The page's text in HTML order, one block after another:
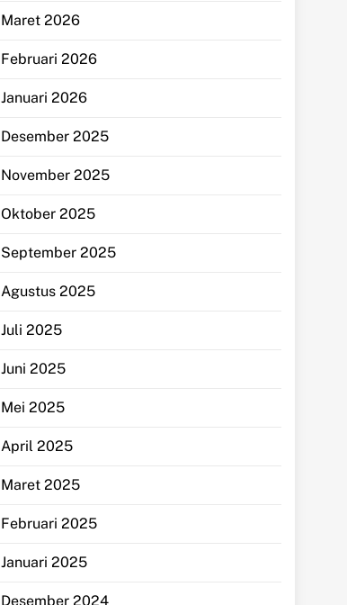
Maret 2026
Februari 2026
Januari 2026
Desember 2025
November 2025
Oktober 2025
September 2025
Agustus 2025
Juli 2025
Juni 2025
Mei 2025
April 2025
Maret 2025
Februari 2025
Januari 2025
Desember 2024